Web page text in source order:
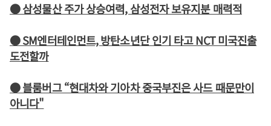
● 삼성물산 주가 상승여력, 삼성전자 보유지분 매력적
● SM엔터테인먼트, 방탄소년단 인기 타고 NCT 미국진출
도전할까
● 블룸버그 “현대차와 기아차 중국부진은 사드 때문만이
아니다"